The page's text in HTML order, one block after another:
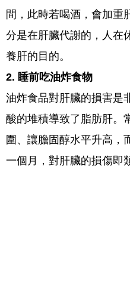
間，此時若喝酒，會加重
分是在肝臟代謝的，人在
養肝的目的。
2. 睡前吃油炸食物
油炸食品對肝臟的損害是
酸的堆積導致了脂肪肝。
圍、讓膽固醇水平升高，
一個月，對肝臟的損傷即